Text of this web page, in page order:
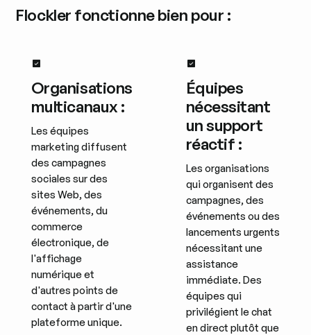
Flockler fonctionne bien pour :
Organisations
multicanaux :
Les équipes
marketing diffusent
des campagnes
sociales sur des
sites Web, des
événements, du
commerce
électronique, de
l'affichage
numérique et
d'autres points de
contact à partir d'une
plateforme unique.
Équipes
nécessitant
un support
réactif :
Les organisations
qui organisent des
campagnes, des
événements ou des
lancements urgents
nécessitant une
assistance
immédiate. Des
équipes qui
privilégient le chat
en direct plutôt que